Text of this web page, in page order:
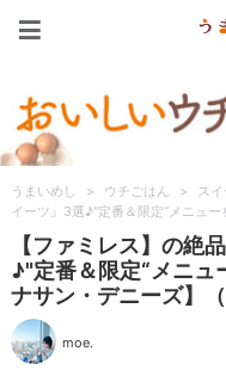
うまいめし > ウチごはん > ス
イーツ』3選♪"定番＆限定“メニュ
【ファミレス】の絶
♪"定番＆限定“メニュ
ナサン・デニーズ】
moe.